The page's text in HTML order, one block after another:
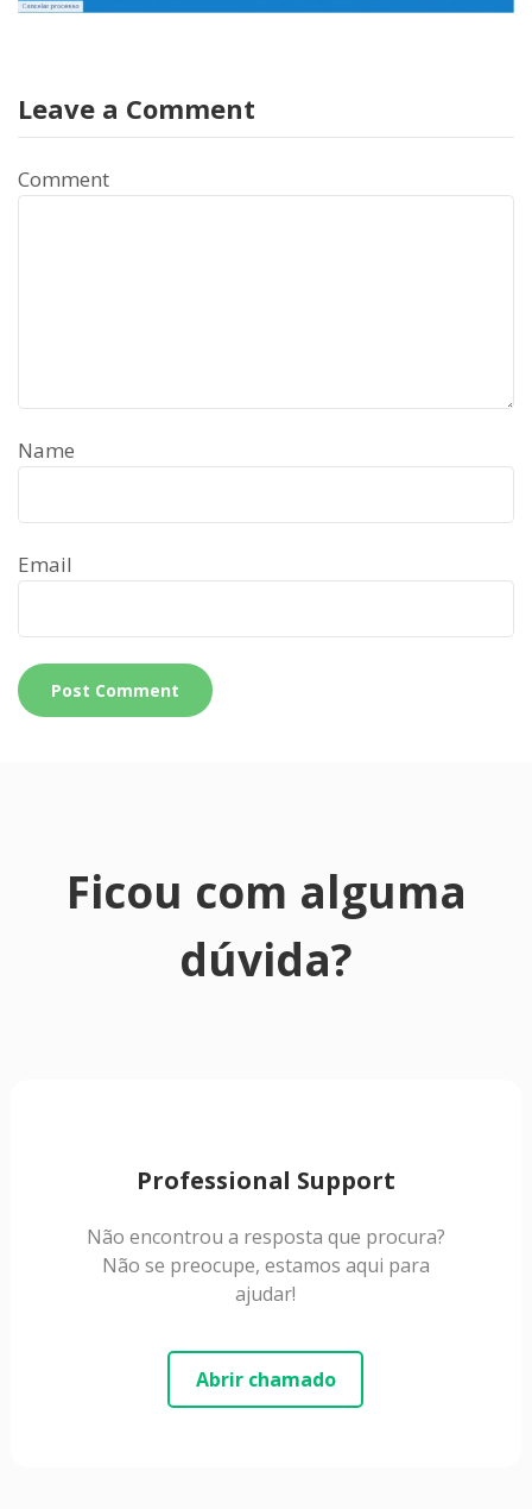
Leave a Comment
Comment
Name
Email
Ficou com alguma
dúvida?
Professional Support
Não encontrou a resposta que procura?
Não se preocupe, estamos aqui para
ajudar!
Abrir chamado